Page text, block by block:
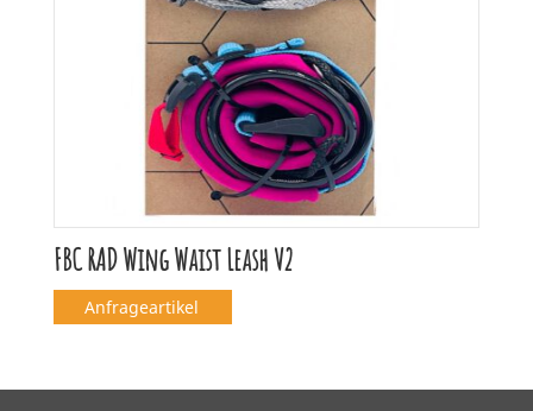
FBC RAD Wing Waist Leash V2
Anfrageartikel